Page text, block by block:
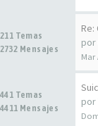
211 Temas
2732 Mensajes
por
Mar
441 Temas
4411 Mensajes
por